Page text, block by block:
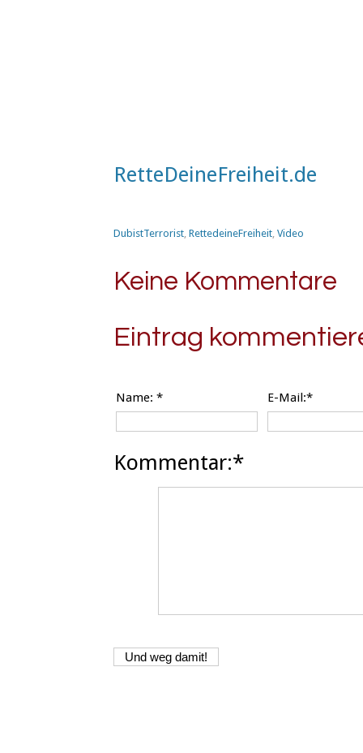
RetteDeineFreiheit.de
DubistTerrorist, RettedeineFreiheit, Video
Keine Kommentare
Eintrag
Name: * E-Mail:*
Kommentar:*